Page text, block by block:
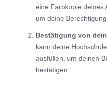
eine Farbkopie deines
um deine
Bestätigung von
kann deine
ausfüllen, um deinen
bestätigen.